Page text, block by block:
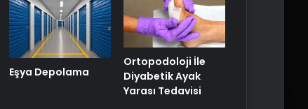
Eşya Depolama
Ortopodoloji İle
Diyabetik Ayak
Yarası Tedavisi